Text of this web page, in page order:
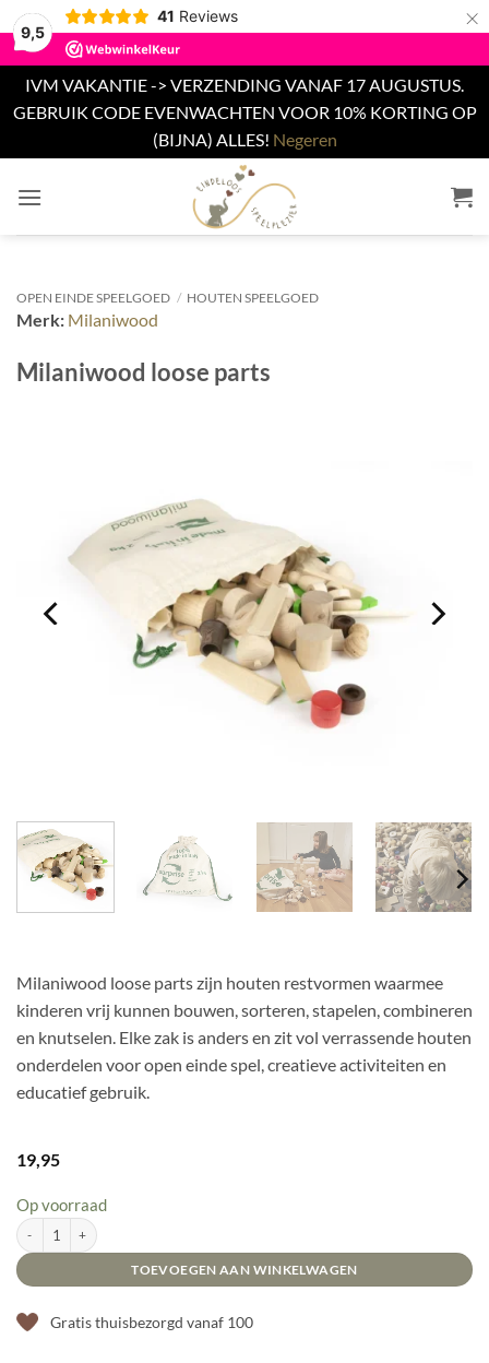
9,5
41 Reviews ×
IVM VAKANTIE -> VERZENDING VANAF 17 AUGUSTUS.
GEBRUIK CODE EVENWACHTEN VOOR 10% KORTING OP
(BIJNA) ALLES! Negeren
naar
OPEN EINDE SPEELGOED / HOUTEN SPEELGOED
Merk: Milaniwood
Milaniwood loose parts
Milaniwood loose parts zijn houten restvormen waarmee
kinderen vrij kunnen bouwen, sorteren, stapelen, combineren
en knutselen. Elke zak is anders en zit vol verrassende houten
onderdelen voor open einde spel, creatieve activiteiten en
educatief gebruik.
19,95
Op voorraad
Milaniwood loose parts aantal
TOEVOEGEN AAN WINKELWAGEN
Gratis thuisbezorgd vanaf 100